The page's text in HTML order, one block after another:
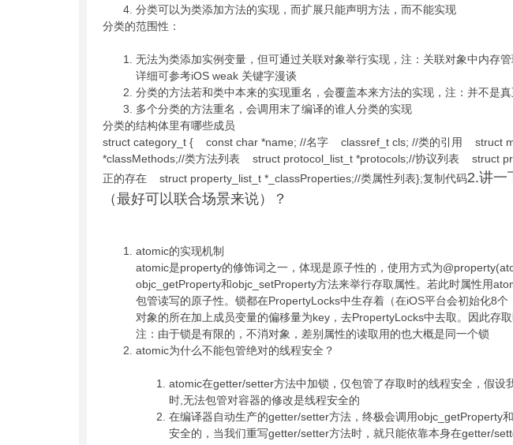
分类可以为类添加方法的实现，而扩展只能声明方法，而不能实现
分类的范围性：
无法为类添加实例变量，但可通过关联对象举行实现，注：关联对象中内存
详细可参考iOS weak 关键字漫谈
分类的方法若和类中本来的实现重名，会覆盖本来方法的实现，注：并不是
多个分类的方法重名，会调用末了编译的谁人分类的实现
分类的结构体里有哪些成员
struct category_t { const char *name; //名字 classref_t cls; //类的引用 struct
*classMethods;//类方法列表 struct protocol_list_t *protocols;//协议列表 struct
正的存在 struct property_list_t *_classProperties;//类属性列表};复制代码2.讲一
（最好可以联合场景来说）？
atomic的实现机制
atomic是property的修饰词之一，体现是原子性的，使用方式为
objc_getProperty和objc_setProperty方法来举行存取属性。若此时属性用
包管读写的原子性。锁都在PropertyLocks中生存着（在iOS平台会初始化8
对象的所在加上成员变量的偏移量为key，去PropertyLocks中去取。因此存
注：由于锁是有限的，不消对象，差别属性的读取用的也大概是同一个锁
atomic为什么不能包管绝对的线程安全？
atomic在getter/setter方法中加锁，仅包管了存取时的线程安全，假
时,无法包管对容器的修改是线程安全的
在编译器自动生产的getter/setter方法，终极会调用objc_getProperty
安全的，当我们重写getter/setter方法时，就只能依靠本身在getter/